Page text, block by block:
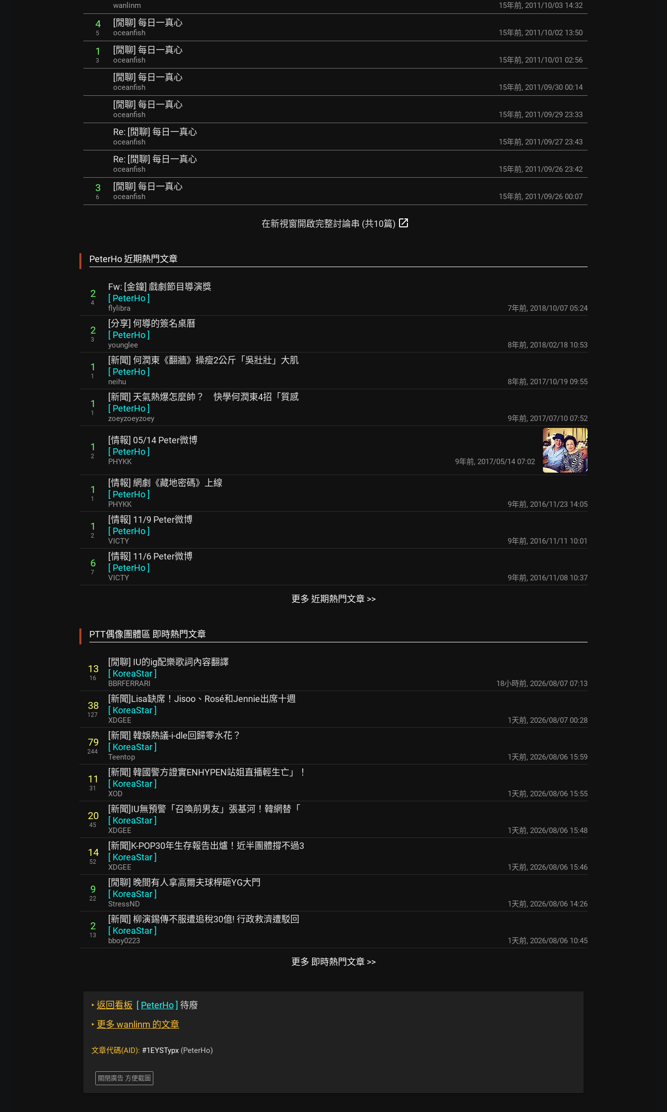
wanlinm 15年前, 2011/10/03 14:32
4
5
[閒聊] 每日一真心
oceanfish 15年前, 2011/10/02 13:50
1
3
[閒聊] 每日一真心
oceanfish 15年前, 2011/10/01 02:56
[閒聊] 每日一真心
oceanfish 15年前, 2011/09/30 00:14
[閒聊] 每日一真心
oceanfish 15年前, 2011/09/29 23:33
Re: [閒聊] 每日一真心
oceanfish 15年前, 2011/09/27 23:43
Re: [閒聊] 每日一真心
oceanfish 15年前, 2011/09/26 23:42
3
6
[閒聊] 每日一真心
oceanfish 15年前, 2011/09/26 00:07
在新視窗開啟完整討論串 (共10篇) open_in_new
PeterHo 近期熱門文章
2
4
Fw: [金鐘] 戲劇節目導演獎
[ PeterHo]
flylibra 7年前, 2018/10/07 05:24
2
3
[分享] 何導的簽名桌曆
[ PeterHo]
younglee 8年前, 2018/02/18 10:53
1
1
[新聞] 何潤東《翻牆》操瘦2公斤「吳壯壯」大肌
[ PeterHo]
neihu 8年前, 2017/10/19 09:55
1
1
[新聞] 天氣熱爆怎麼帥？ 快學何潤東4招「質感
[ PeterHo]
zoeyzoeyzoey 9年前, 2017/07/10 07:52
1
2
[情報] 05/14 Peter微博
[ PeterHo]
PHYKK 9年前, 2017/05/14 07:02
1
1
[情報] 網劇《藏地密碼》上線
[ PeterHo]
PHYKK 9年前, 2016/11/23 14:05
1
2
[情報] 11/9 Peter微博
[ PeterHo]
VICTY 9年前, 2016/11/11 10:01
6
7
[情報] 11/6 Peter微博
[ PeterHo]
VICTY 9年前, 2016/11/08 10:37
更多 近期熱門文章 >>
PTT偶像團體區 即時熱門文章
13
16
[閒聊] IU的ig配樂歌詞內容翻譯
[ KoreaStar]
BBRFERRARI 18小時前, 2026/08/07 07:13
38
127
[新聞]Lisa缺席！Jisoo、Rosé和Jennie出席十週
[ KoreaStar]
XDGEE 1天前, 2026/08/07 00:28
79
244
[新聞] 韓娛熱議-i-dle回歸零水花？
[ KoreaStar]
Teentop 1天前, 2026/08/06 15:59
11
31
[新聞] 韓國警方證實ENHYPEN站姐直播輕生亡」！
[ KoreaStar]
XOD 1天前, 2026/08/06 15:55
20
45
[新聞]IU無預警「召喚前男友」張基河！韓網替「
[ KoreaStar]
XDGEE 1天前, 2026/08/06 15:48
14
52
[新聞]K-POP30年生存報告出爐！近半團體撐不過3
[ KoreaStar]
XDGEE 1天前, 2026/08/06 15:46
9
22
[閒聊] 晚間有人拿高爾夫球桿砸YG大門
[ KoreaStar]
StressND 1天前, 2026/08/06 14:26
2
13
[新聞] 柳演錫傳不服遭追稅30億! 行政救濟遭駁回
[ KoreaStar]
bboy0223 1天前, 2026/08/06 10:45
更多 即時熱門文章 >>
‣ 返回看板 [ PeterHo] 待廢
‣ 更多 wanlinm 的文章
文章代碼(AID): #1EYSTypx (PeterHo)
關閉廣告 方便截圖